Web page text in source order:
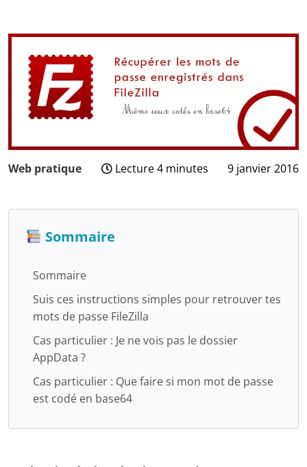
Web pratique Lecture 4 minutes 9 janvier 2016
24
Sommaire
Sommaire
Suis ces instructions simples pour retrouver tes
mots de passe FileZilla
Cas particulier : Je ne vois pas le dossier
AppData ?
Cas particulier : Que faire si mon mot de passe
est codé en base64